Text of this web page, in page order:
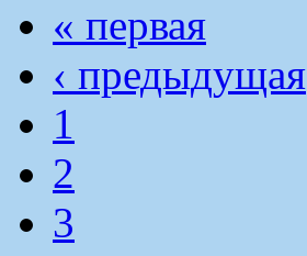
« первая
‹ предыдущая
1
2
3